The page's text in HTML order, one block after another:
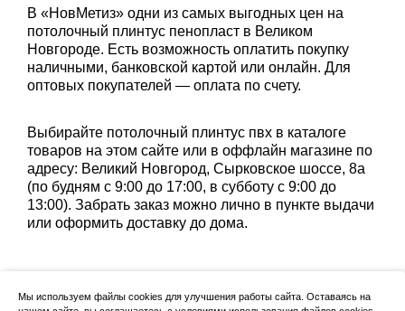
В «НовМетиз» одни из самых выгодных цен на
потолочный плинтус пенопласт в Великом
Новгороде. Есть возможность оплатить покупку
наличными, банковской картой или онлайн. Для
оптовых покупателей — оплата по счету.
Выбирайте потолочный плинтус пвх в каталоге
товаров на этом сайте или в оффлайн магазине по
адресу: Великий Новгород, Сырковское шоссе, 8а
(по будням с 9:00 до 17:00, в субботу с 9:00 до
13:00). Забрать заказ можно лично в пункте выдачи
или оформить доставку до дома.
Мы используем файлы cookies для улучшения работы сайта. Оставаясь на